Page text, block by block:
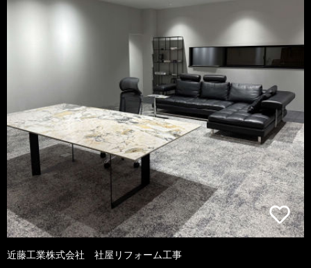
近藤工業株式会社 社屋リフォーム工事